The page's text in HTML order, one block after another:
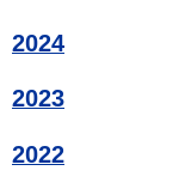
2024
2023
2022